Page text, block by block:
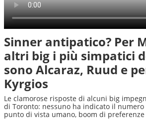
Sinner antipatico? Per
altri big i più simpatici
sono Alcaraz, Ruud e
Kyrgios
Le clamorose risposte di alcuni big
di Toronto: nessuno ha indicato il
punto di vista umano, boom di preferenze